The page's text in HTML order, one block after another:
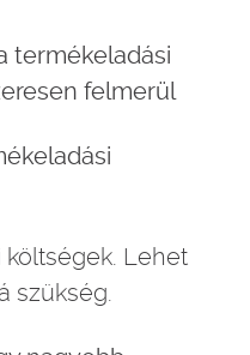
termékeladási
felmerül
költségek. Lehet
szükség.